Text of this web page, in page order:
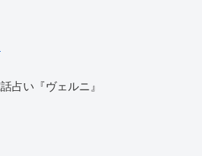
占い『ヴェルニ』